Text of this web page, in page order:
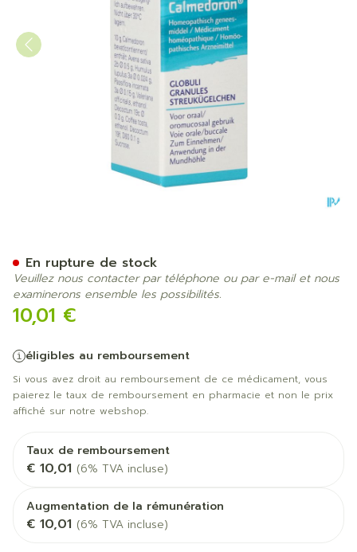
10,01 €
éligibles au remboursement
Si vous avez droit au remboursement de ce médicament, vous
paierez le taux de remboursement en pharmacie et non le prix
affiché sur notre webshop.
Taux de remboursement
€ 10,01 (6% TVA incluse)
Augmentation de la rémunération
€ 10,01 (6% TVA incluse)
En rupture de stock
Veuillez nous contacter par téléphone ou par e-mail et nous
examinerons ensemble les possibilités.